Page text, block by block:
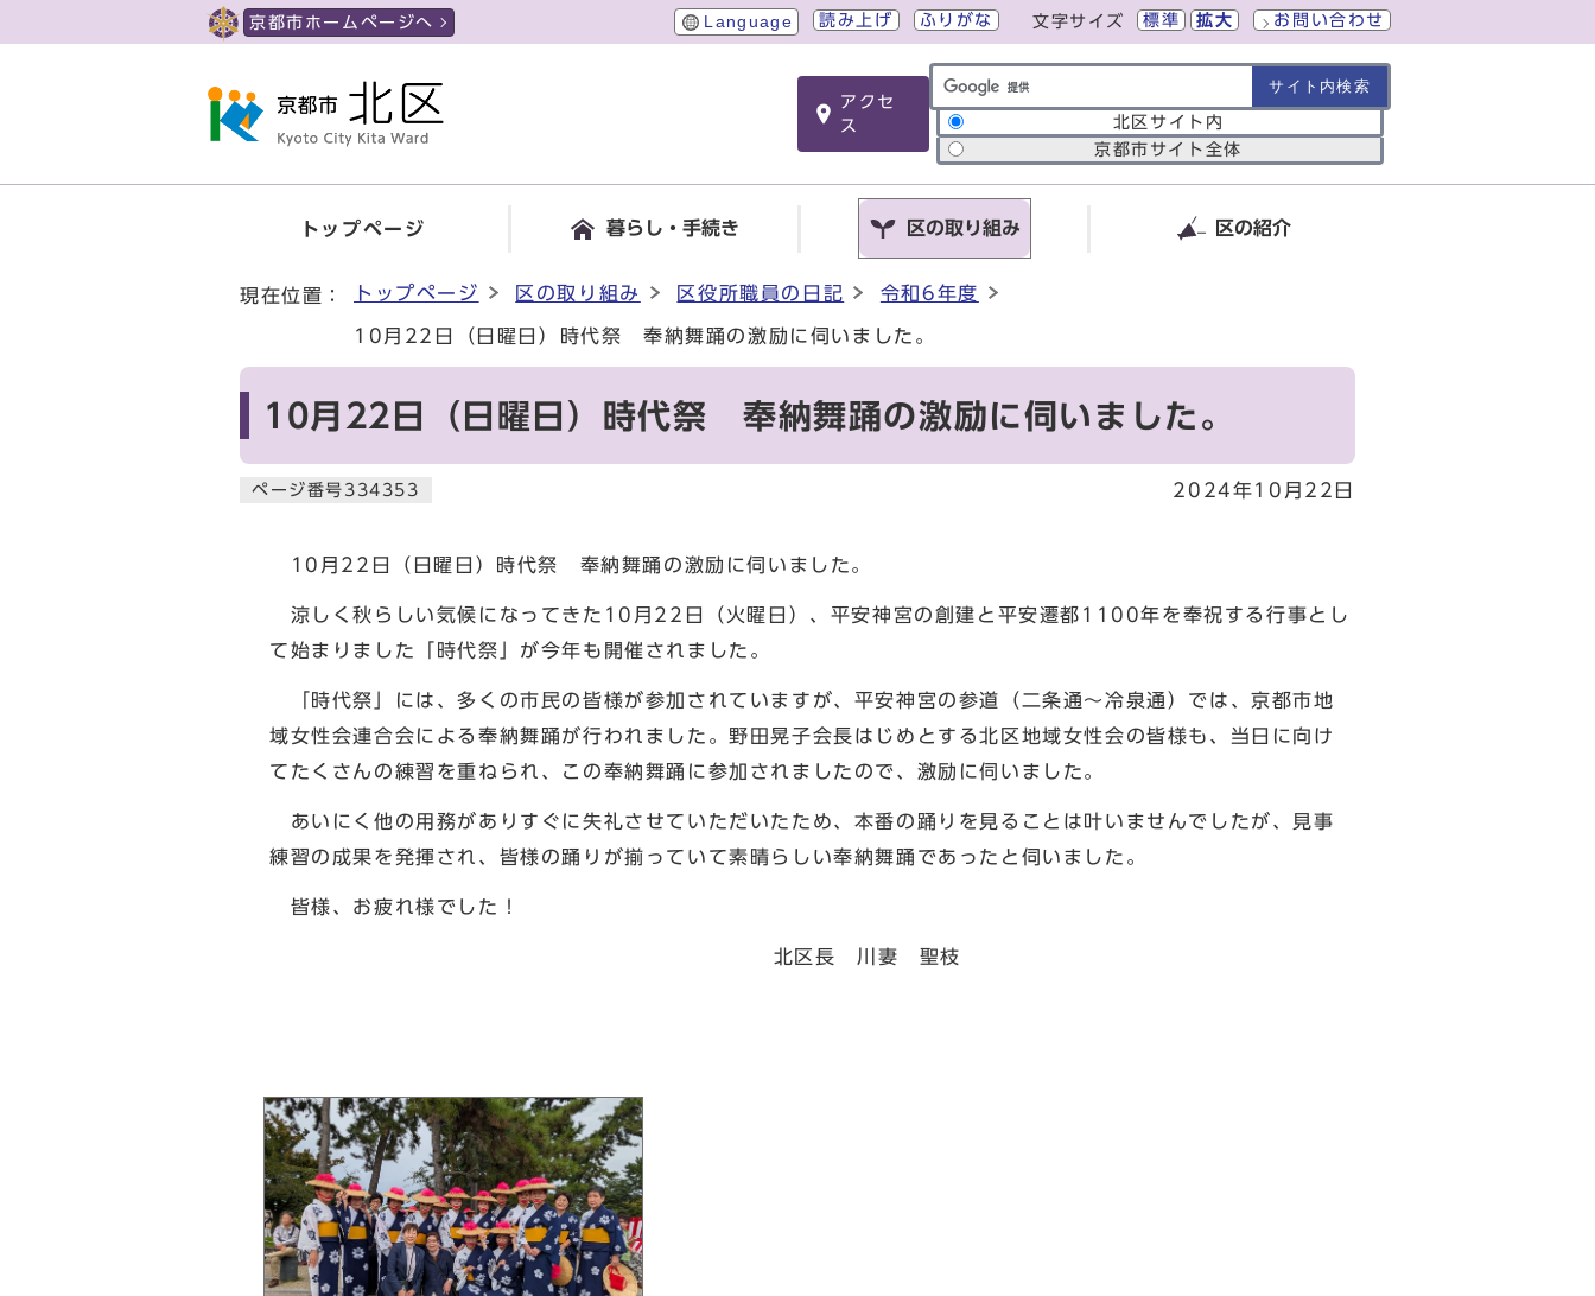
京都市ホームページへ Language 読み上げ ふりがな 文字サイズ 標準 拡大 お問い合わせ
アクセ
ス
サイト内検索の範囲
北区サイト内
京都市サイト全体
トップページ 暮らし・手続き 区の取り組み 区の紹介
現在位置： トップページ 区の取り組み 区役所職員の日記 令和6年度
10月22日（日曜日）時代祭 奉納舞踊の激励に伺いました。
10月22日（日曜日）時代祭 奉納舞踊の激励に伺いました。
ページ番号334353 2024年10月22日
10月22日（日曜日）時代祭 奉納舞踊の激励に伺いました。
涼しく秋らしい気候になってきた10月22日（火曜日）、平安神宮の創建と平安遷都1100年を奉祝する行事とし
て始まりました「時代祭」が今年も開催されました。
「時代祭」には、多くの市民の皆様が参加されていますが、平安神宮の参道（二条通～冷泉通）では、京都市地
域女性会連合会による奉納舞踊が行われました。野田晃子会長はじめとする北区地域女性会の皆様も、当日に向け
てたくさんの練習を重ねられ、この奉納舞踊に参加されましたので、激励に伺いました。
あいにく他の用務がありすぐに失礼させていただいたため、本番の踊りを見ることは叶いませんでしたが、見事
練習の成果を発揮され、皆様の踊りが揃っていて素晴らしい奉納舞踊であったと伺いました。
皆様、お疲れ様でした！
北区長 川妻 聖枝